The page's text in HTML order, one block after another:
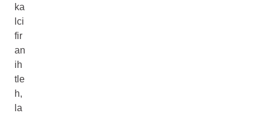
ka
lci
fir
an
ih
tle
h,
la